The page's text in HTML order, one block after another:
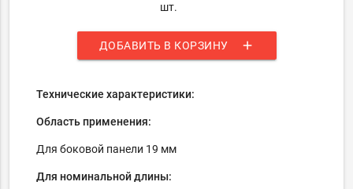
шт.
ДОБАВИТЬ В КОРЗИНУ add
Технические характеристики:
Область применения:
Для боковой панели 19 мм
Для номинальной длины: